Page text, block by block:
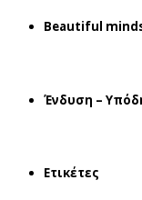
Beautiful
Ένδυση –
Ετικέτες